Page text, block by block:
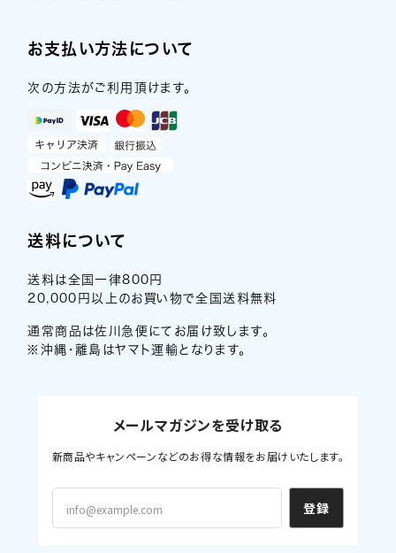
お支払い方法について
次の方法がご利用頂けます。
送料について
送料は全国一律800円
20,000円以上のお買い物で全国送料無料
通常商品は佐川急便にてお届け致します。
※沖縄・離島はヤマト運輸となります。
メールマガジンを受け取る
新商品やキャンペーンなどのお得な情報をお届けいたします。
登録